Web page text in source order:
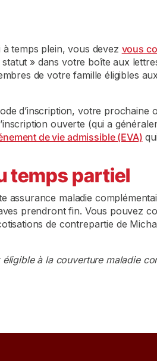
temps plein, vous devez vous
» dans votre boîte aux
de votre famille éligibles
d’inscription, votre prochaine
ouverte (qui a
de vie admissible (EVA)
temps partiel
assurance maladie
prendront fin. Vous pouvez
de contrepartie de
à la couverture maladie